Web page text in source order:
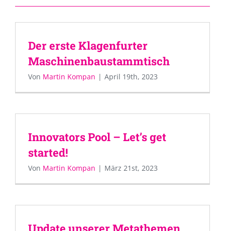
Der erste Klagenfurter
Maschinenbaustammtisch
Von Martin Kompan | April 19th, 2023
Innovators Pool – Let’s get
started!
Von Martin Kompan | März 21st, 2023